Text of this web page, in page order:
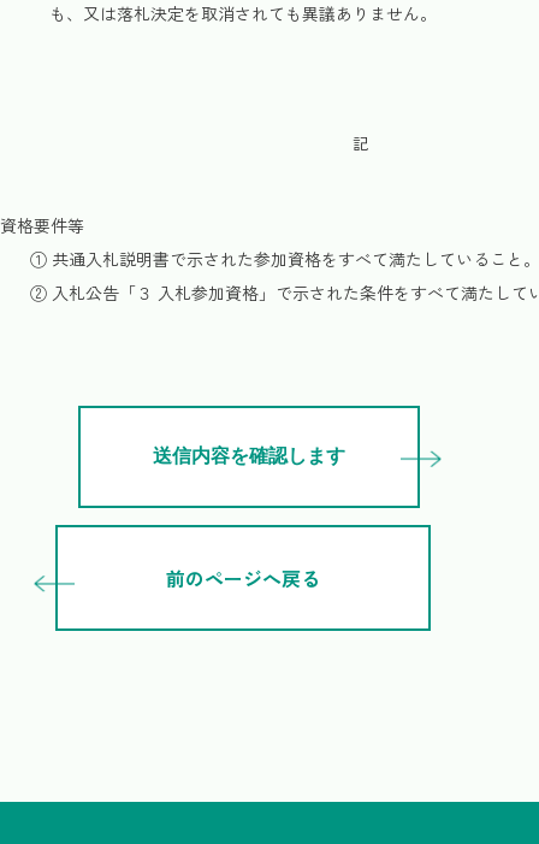
も、又は落札決定を取消されても異議ありません。
記
資格要件等
① 共通入札説明書で示された参加資格をすべて満たしていること。
② 入札公告「３ 入札参加資格」で示された条件をすべて満たして
前のページへ戻る